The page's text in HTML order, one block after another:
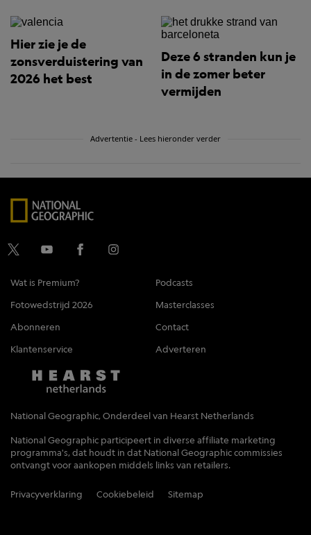
Hier zie je de
zonsverduistering van
2026 het best
Deze 6 stranden kun je
in de zomer beter
vermijden
Advertentie - Lees hieronder verder
Wat is Premium?
Podcasts
Fotowedstrijd 2026
Masterclasses
Abonneren
Contact
Klantenservice
Adverteren
National Geographic, Onderdeel van Hearst Netherlands
National Geographic participeert in diverse affiliate marketing
programma's, dat houdt in dat National Geographic commissies
ontvangt voor aankopen middels links van retailers.
Privacyverklaring Cookiebeleid Sitemap